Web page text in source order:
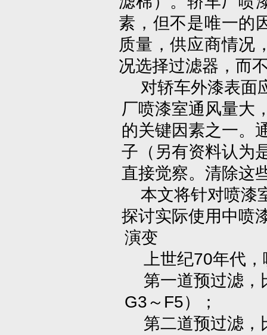
素，但不是唯一的
质量，供应商情况
况选择过滤器，而
对轿车外漆表面
厂喷漆室通风量大
的关键因素之一。
子（另有资料认为
直接觉察。清除这
本文将针对喷漆
探讨实际使用中喷
演变
上世纪70年代，
第一道预过滤，
G3～F5）；
第二道预过滤，